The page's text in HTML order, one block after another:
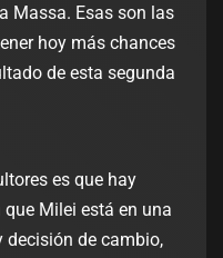
Massa. Esas son las
hoy más chances
de esta segunda
es que hay
Milei está en una
decisión de cambio,